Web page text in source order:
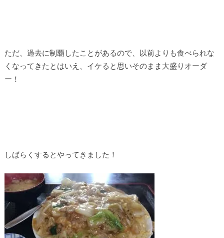
ただ、過去に制覇したことがあるので、以前よりも食べられな
くなってきたとはいえ、イケると思いそのまま大盛りオーダ
ー！
しばらくするとやってきました！